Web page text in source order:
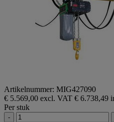
Artikelnummer: MIG427090
€ 5.569,00 excl. VAT € 6.738,49
Per stuk
-